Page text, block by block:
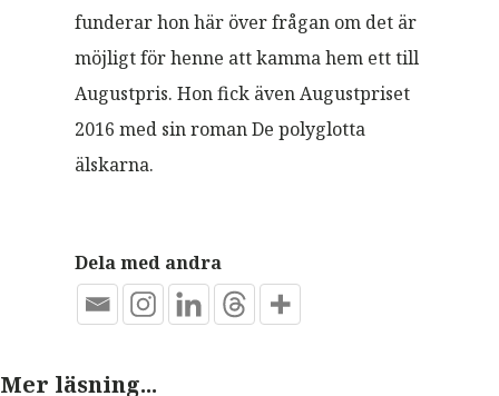
funderar hon här över frågan om det är
möjligt för henne att kamma hem ett till
Augustpris. Hon fick även Augustpriset
2016 med sin roman De polyglotta
älskarna.
Dela med andra
Mer läsning...